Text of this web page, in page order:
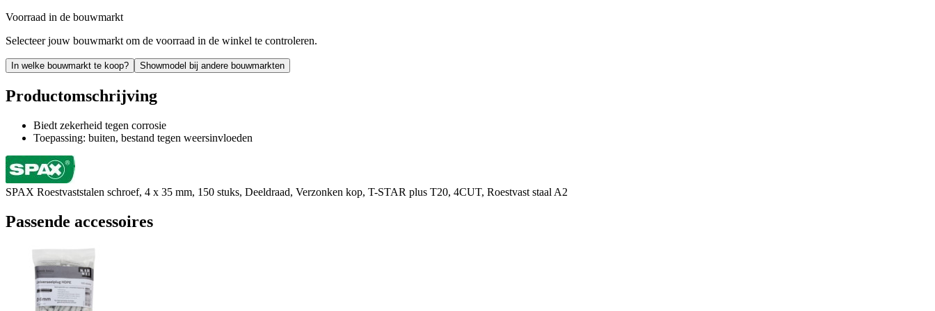
Voorraad in de bouwmarkt
Selecteer jouw bouwmarkt om de voorraad in de winkel te controleren.
In welke bouwmarkt te koop? Showmodel bij andere bouwmarkten
Productomschrijving
Biedt zekerheid tegen corrosie
Toepassing: buiten, bestand tegen weersinvloeden
SPAX Roestvaststalen schroef, 4 x 35 mm, 150 stuks, Deeldraad, Verzonken kop, T-STAR plus T20, 4CUT, Roestvast staal A2
Passende accessoires